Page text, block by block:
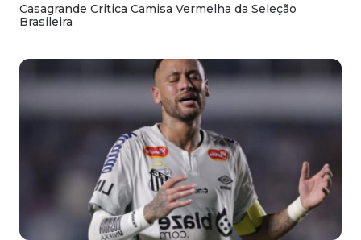
Casagrande Critica Camisa Vermelha da Seleção
Brasileira